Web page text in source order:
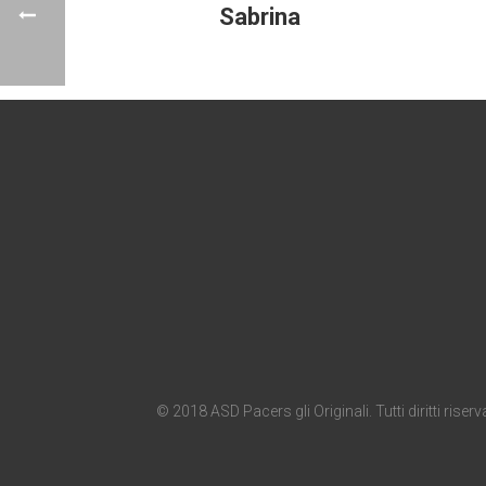
Sabrina
© 2018 ASD Pacers gli Originali. Tutti diritti